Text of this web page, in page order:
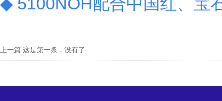
上一篇:这是第一条，没有了